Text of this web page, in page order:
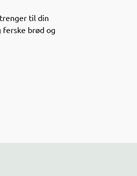
til din
ferske brød og